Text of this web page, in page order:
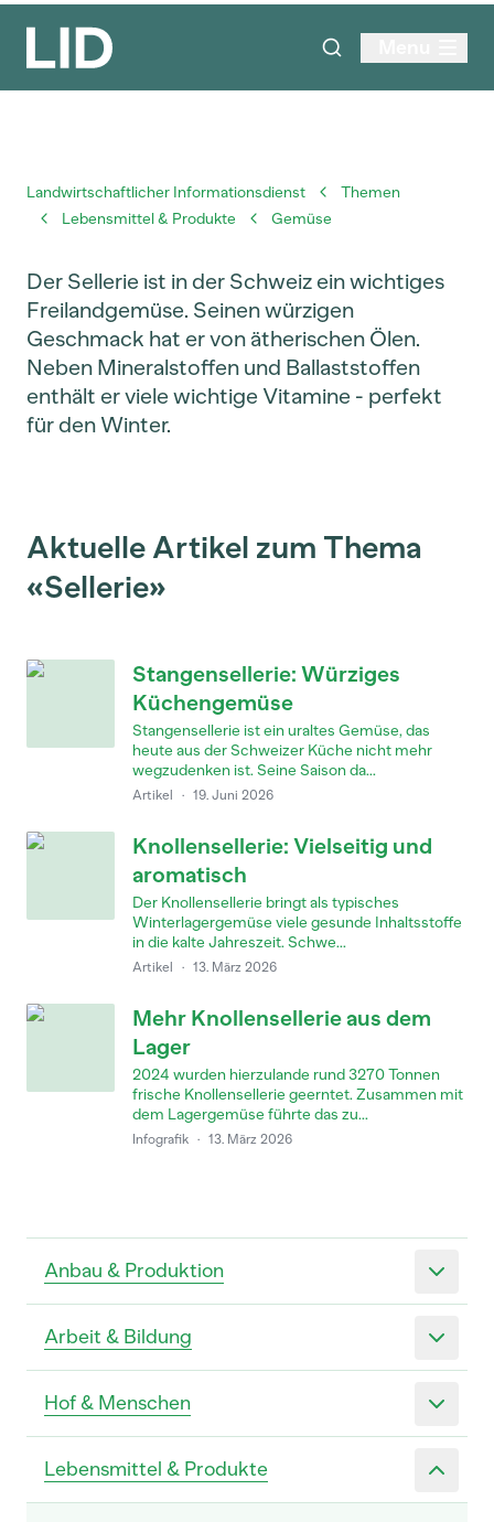
Anbau & Produktion
Arbeit & Bildung
Hof & Menschen
Lebensmittel & Produkte
Landwirtschaftlicher Informationsdienst
Themen
Lebensmittel & Produkte
Gemüse
Der Sellerie ist in der Schweiz ein wichtiges
Freilandgemüse. Seinen würzigen
Geschmack hat er von ätherischen Ölen.
Neben Mineralstoffen und Ballaststoffen
enthält er viele wichtige Vitamine - perfekt
für den Winter.
Aktuelle Artikel zum Thema
«Sellerie»
Stangensellerie: Würziges
Küchengemüse
Stangensellerie ist ein uraltes Gemüse, das
heute aus der Schweizer Küche nicht mehr
wegzudenken ist. Seine Saison da...
Artikel · 19. Juni 2026
Knollensellerie: Vielseitig und
aromatisch
Der Knollensellerie bringt als typisches
Winterlagergemüse viele gesunde Inhaltsstoffe
in die kalte Jahreszeit. Schwe...
Artikel · 13. März 2026
Mehr Knollensellerie aus dem
Lager
2024 wurden hierzulande rund 3270 Tonnen
frische Knollensellerie geerntet. Zusammen mit
dem Lagergemüse führte das zu...
Infografik · 13. März 2026